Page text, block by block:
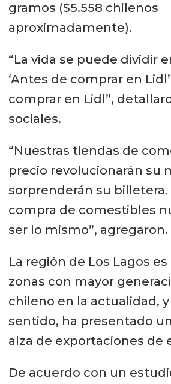
gramos ($5.558 chilenos
aproximadamente).
“La vida se puede dividir
‘Antes de comprar en
comprar en Lidl”,
sociales.
“Nuestras tiendas de
precio revolucionarán su
sorprenderán su billetera.
compra de comestibles
ser lo mismo”, agregaron.
La región de Los Lagos
zonas con mayor
chileno en la actualidad,
sentido, ha presentado
alza de exportaciones de
De acuerdo con un